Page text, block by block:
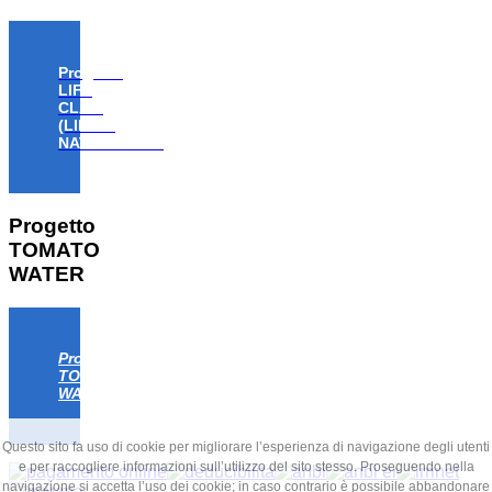
Progetto
LIFE
CLAW
(LIFE18
NAT/IT/000806)
Progetto
TOMATO
WATER
Progetto
TOMATO
WATER
Questo sito fa uso di cookie per migliorare l’esperienza di navigazione degli utenti
e per raccogliere informazioni sull’utilizzo del sito stesso. Proseguendo nella
navigazione si accetta l’uso dei cookie; in caso contrario è possibile abbandonare